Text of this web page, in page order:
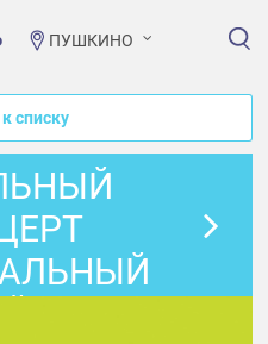
ПУШКИНО
списку